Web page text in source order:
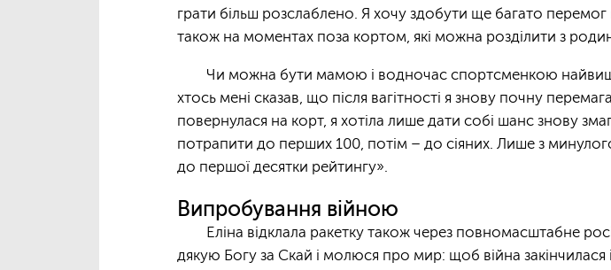
грати більш розслаблено. Я хочу здобути ще багато
також на моментах поза кортом, які можна розділити з
Чи можна бути мамою і водночас спортсменкою
хтось мені сказав, що після вагітності я знову почну
повернулася на корт, я хотіла лише дати собі шанс знову
потрапити до перших 100, потім – до сіяних. Лише з
до першої десятки рейтингу».
Випробування війною
Еліна відклала ракетку також через повномасштабне
дякую Богу за Скай і молюся про мир: щоб війна